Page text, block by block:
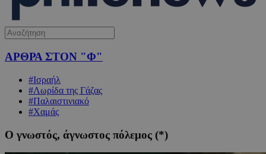
ΑΡΘΡΑ ΣΤΟΝ "Φ"
#Ισραήλ
#Λωρίδα της Γάζας
#Παλαιστινιακό
#Χαμάς
Ο γνωστός, άγνωστος πόλεμος (*)